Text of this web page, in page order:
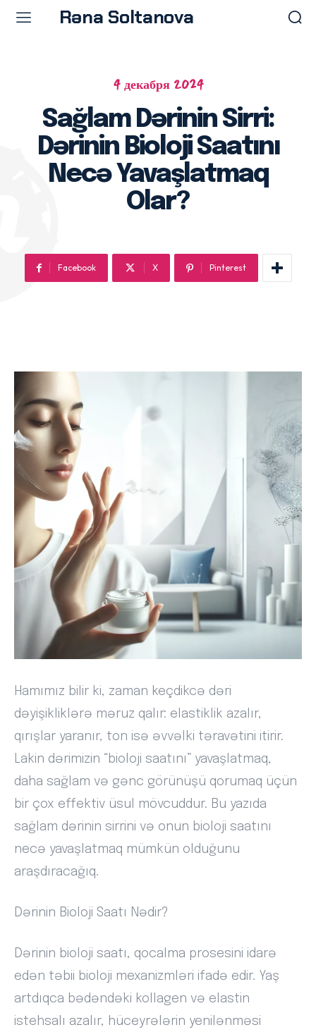
Ana səhifə
Prosedurlar
Məqalələr
Ana səhifə
Prosedurlar
Məqalələr
Rəna Soltanova
4 декабря 2024
Sağlam Dərinin Sirri:
Dərinin Bioloji Saatını
Necə Yavaşlatmaq
Olar?
Facebook X Pinterest
Hamımız bilir ki, zaman keçdikcə dəri
dəyişikliklərə məruz qalır: elastiklik azalır,
qırışlar yaranır, ton isə əvvəlki təravətini itirir.
Lakin dərimizin “bioloji saatını” yavaşlatmaq,
daha sağlam və gənc görünüşü qorumaq üçün
bir çox effektiv üsul mövcuddur. Bu yazıda
sağlam dərinin sirrini və onun bioloji saatını
necə yavaşlatmaq mümkün olduğunu
araşdıracağıq.
Dərinin Bioloji Saatı Nədir?
Dərinin bioloji saatı, qocalma prosesini idarə
edən təbii bioloji mexanizmləri ifadə edir. Yaş
artdıqca bədəndəki kollagen və elastin
istehsalı azalır, hüceyrələrin yenilənməsi